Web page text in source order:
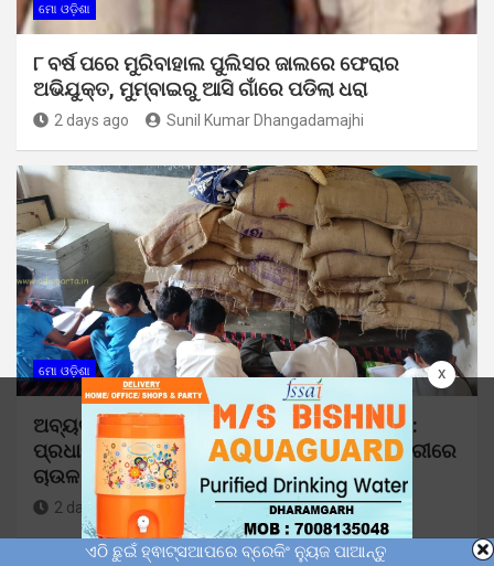
x
ମୋ ଓଡ଼ିଶା
୮ ବର୍ଷ ପରେ ମୁରିବାହାଲ ପୁଲିସର ଜାଲରେ ଫେରାର
ଅଭିଯୁକ୍ତ, ମୁମ୍ବାଇରୁ ଆସି ଗାଁରେ ପଡିଲା ଧରା
2 days ago Sunil Kumar Dhangadamajhi
ମୋ ଓଡ଼ିଶା
ଅବ୍ୟବସ୍ଥାରେ ଡ଼ୁମେରପଡା ପ୍ରାଥମିକ ବିଦ୍ୟାଳୟ:
ପ୍ରଧାନ ଶିକ୍ଷକଙ୍କ ମନମାନି ଯୋଗୁଁ ଶ୍ରେଣୀ କୋଠରୀରେ
ଚାଉଳ ବସ୍ତା ଓ ଛାତ୍ର ଛାତ୍ରୀ !
2 days ago Sunil Kumar Dhangadamajhi
ଏଠି ଛୁଇଁ ହ୍ଵାଟ୍ସଆପରେ ବ୍ରେକିଂ ନ୍ୟୁଜ ପାଆନ୍ତୁ